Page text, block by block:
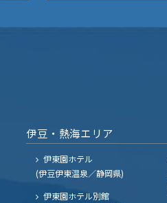
伊豆・熱海エリア
伊東園ホテル
(伊豆伊東温泉／静岡県)
伊東園ホテル別館